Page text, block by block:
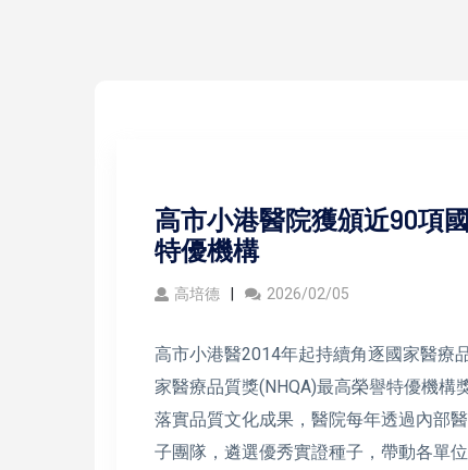
高市小港醫院獲頒近90項
特優機構
高培德 2026/02/05
高市小港醫2014年起持續角逐國家醫療
家醫療品質獎(NHQA)最高榮譽特優機
落實品質文化成果，醫院每年透過內部
子團隊，遴選優秀實證種子，帶動各單